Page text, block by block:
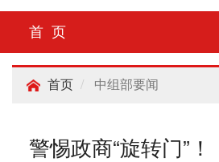
首 页
首页 中组部要闻
警惕政商“旋转门”！